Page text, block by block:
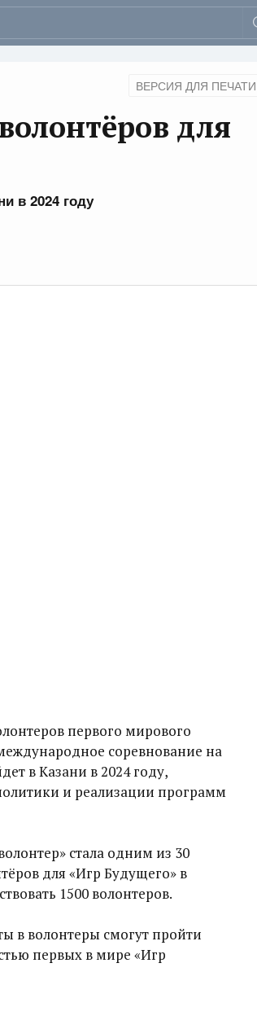
ВЕРСИЯ ДЛЯ ПЕЧАТИ
для
в 2024 году
первого мирового
соревнование на
в Казани в 2024 году,
и реализации программ
стала одним из 30
для «Игр Будущего» в
1500 волонтеров.
в волонтеры смогут пройти
первых в мире «Игр